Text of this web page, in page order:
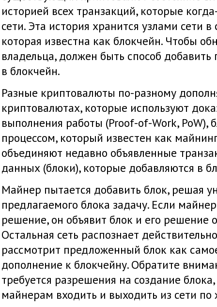
историей всех транзакций, которые
сети. Эта история хранится узлами сети
которая известна как блокчейн. Чтобы
владельца, должен быть способ
в блокчейн.
Разные криптовалюты по-разному
криптовалютах, которые используют
выполнения работы (Proof-of-Work, PoW),
процессом, который известен как
объединяют недавно объявленные
данных (блоки), которые добавляются в
Майнер пытается добавить блок, решая
предлагаемого блока задачу. Если
решение, он объявит блок и его решение
Остальная сеть распознает
рассмотрит предложенный блок как
дополнение к блокчейну. Обратите
требуется разрешения на создание
майнерам входить и выходить из сети